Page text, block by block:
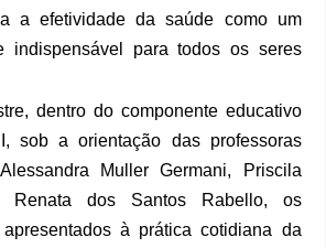
a efetividade da saúde como um
indispensável para todos os seres
dentro do componente educativo
sob a orientação das professoras
Muller Germani, Priscila
Renata dos Santos Rabello, os
à prática cotidiana da